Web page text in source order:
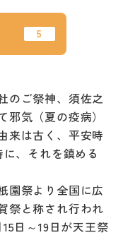
のご祭神、須佐之
気（夏の疫病）
来は古く、平安時
、それを鎮める
園祭より全国に広
祭と称され行われ
日～19日が天王祭
フィルムコミ
ッション
フォトダウン
ロード
ダウンロード
お問い合わせ